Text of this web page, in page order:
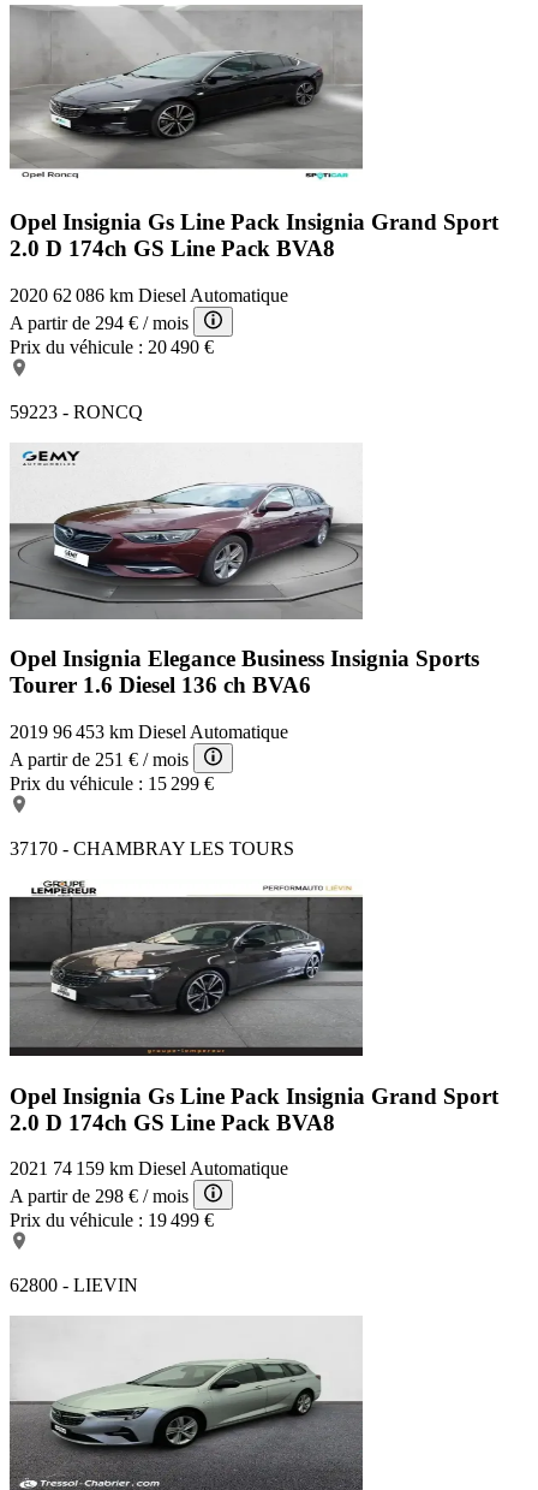
Opel Insignia Gs Line Pack Insignia Grand Sport
2.0 D 174ch GS Line Pack BVA8
2020 62 086 km Diesel Automatique
A partir de 294 € / mois
Prix du véhicule : 20 490 €
59223 - RONCQ
Opel Insignia Elegance Business Insignia Sports
Tourer 1.6 Diesel 136 ch BVA6
2019 96 453 km Diesel Automatique
A partir de 251 € / mois
Prix du véhicule : 15 299 €
37170 - CHAMBRAY LES TOURS
Opel Insignia Gs Line Pack Insignia Grand Sport
2.0 D 174ch GS Line Pack BVA8
2021 74 159 km DieselAutomatique
A partir de 298 € / mois
Prix du véhicule : 19 499 €
62800 - LIEVIN